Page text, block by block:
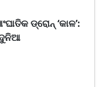
ଡ୍ରୋନ୍ ‘କାଳ’:
ଦୁନିଆ